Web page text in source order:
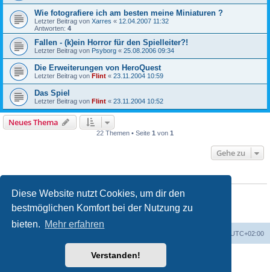
Diese Website nutzt Cookies, um dir den
bestmöglichen Komfort bei der Nutzung zu
bieten. Mehr erfahren
Verstanden!
Wie fotografiere ich am besten meine Miniaturen ?
Letzter Beitrag von Xarres « 12.04.2007 11:32
Antworten: 4
Fallen - (k)ein Horror für den Spielleiter?!
Letzter Beitrag von Psyborg « 25.08.2006 09:34
Die Erweiterungen von HeroQuest
Letzter Beitrag von Flint « 23.11.2004 10:59
Das Spiel
Letzter Beitrag von Flint « 23.11.2004 10:52
Neues Thema
22 Themen • Seite 1 von 1
Gehe zu
Du darfst keineneuen Themen in diesem Forum erstellen.
Du darfstkeine Antworten zu Themen in diesem Forum erstellen.
Du darfst deine Beiträge in diesem Forum nicht ändern.
Du darfst deine Beiträge in diesem Forum
UTC+02:00
Powered byphpBB® Forum Software © phpBB Limited
phpBB.de